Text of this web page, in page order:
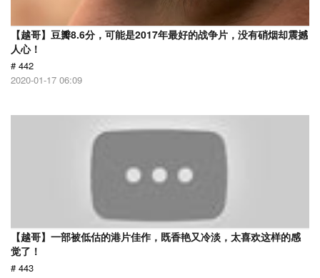
【越哥】豆瓣8.6分，可能是2017年最好的战争片，没有硝烟却震撼
人心！
# 442
2020-01-17 06:09
【越哥】一部被低估的港片佳作，既香艳又冷淡，太喜欢这样的感
觉了！
# 443